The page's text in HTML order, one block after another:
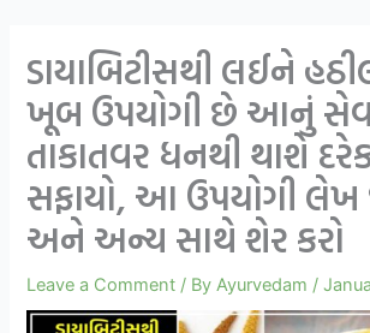
ડાયાબિટીસથી લઈને
ખૂબ ઉપયોગી છે આનું
તાકાતવર ધનથી થાશે
સફાયો, આ ઉપયોગી લેખ
અને અન્ય સાથે શેર કરો
Leave a Comment / ByAyurvedam /